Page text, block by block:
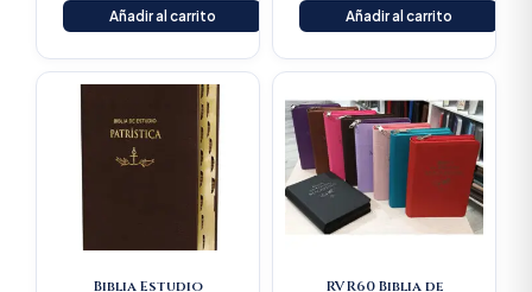
Añadir al carrito Añadir al carrito
Biblia Estudio
RVR60 Biblia de